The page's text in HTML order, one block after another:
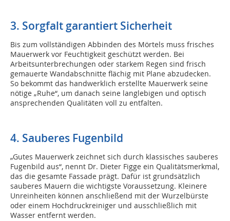
3. Sorgfalt garantiert Sicherheit
Bis zum vollständigen Abbinden des Mörtels muss frisches
Mauerwerk vor Feuchtigkeit geschützt werden. Bei
Arbeitsunterbrechungen oder starkem Regen sind frisch
gemauerte Wandabschnitte flächig mit Plane abzudecken.
So bekommt das handwerklich erstellte Mauerwerk seine
nötige „Ruhe“, um danach seine langlebigen und optisch
ansprechenden Qualitäten voll zu entfalten.
4. Sauberes Fugenbild
„Gutes Mauerwerk zeichnet sich durch klassisches sauberes
Fugenbild aus“, nennt Dr. Dieter Figge ein Qualitätsmerkmal,
das die gesamte Fassade prägt. Dafür ist grundsätzlich
sauberes Mauern die wichtigste Voraussetzung. Kleinere
Unreinheiten können anschließend mit der Wurzelbürste
oder einem Hochdruckreiniger und ausschließlich mit
Wasser entfernt werden.